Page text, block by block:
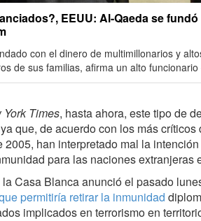
EEUU: Al-Qaeda se
con el dinero de multimillonarios y
de sus familias, afirma un alto
York Times, hasta ahora, este tipo de
que, de acuerdo con los más
2005, han interpretado mal la
para las naciones extranjeras
Casa Blanca anunció el pasado
permitiría retirar la inmunidad
implicados en terrorismo en